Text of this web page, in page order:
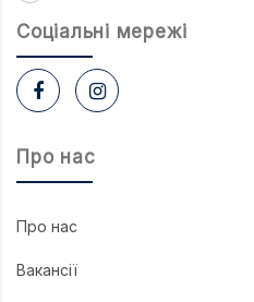
Про нас
Про нас
Вакансії
Соцiальнi мережi